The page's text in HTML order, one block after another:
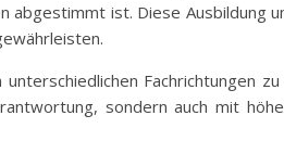
abgestimmt ist. Diese Ausbildung
Fachrichtungen zu
sondern auch mit